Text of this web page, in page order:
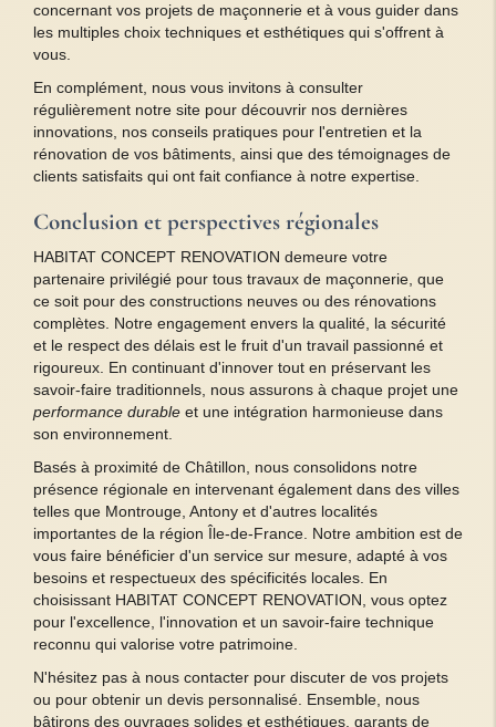
concernant vos projets de maçonnerie et à vous guider dans
les multiples choix techniques et esthétiques qui s'offrent à
vous.
En complément, nous vous invitons à consulter
régulièrement notre site pour découvrir nos dernières
innovations, nos conseils pratiques pour l'entretien et la
rénovation de vos bâtiments, ainsi que des témoignages de
clients satisfaits qui ont fait confiance à notre expertise.
Conclusion et perspectives régionales
HABITAT CONCEPT RENOVATION demeure votre
partenaire privilégié pour tous travaux de maçonnerie, que
ce soit pour des constructions neuves ou des rénovations
complètes. Notre engagement envers la qualité, la sécurité
et le respect des délais est le fruit d'un travail passionné et
rigoureux. En continuant d'innover tout en préservant les
savoir-faire traditionnels, nous assurons à chaque projet une
performance durable et une intégration harmonieuse dans
son environnement.
Basés à proximité de Châtillon, nous consolidons notre
présence régionale en intervenant également dans des villes
telles que Montrouge, Antony et d'autres localités
importantes de la région Île-de-France. Notre ambition est de
vous faire bénéficier d'un service sur mesure, adapté à vos
besoins et respectueux des spécificités locales. En
choisissant HABITAT CONCEPT RENOVATION, vous optez
pour l'excellence, l'innovation et un savoir-faire technique
reconnu qui valorise votre patrimoine.
N'hésitez pas à nous contacter pour discuter de vos projets
ou pour obtenir un devis personnalisé. Ensemble, nous
bâtirons des ouvrages solides et esthétiques, garants de